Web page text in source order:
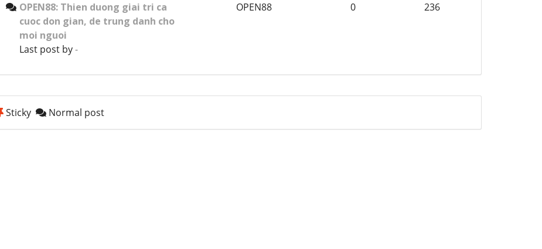
OPEN88: Thien duong giai tri ca
cuoc don gian, de trung danh cho
moi nguoi
Last post by-
OPEN88 0 236
Sticky Normal post